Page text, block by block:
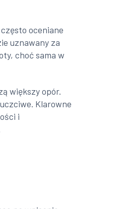
oceniane
uznawany za
choć sama w
większy opór.
Klarowne
i